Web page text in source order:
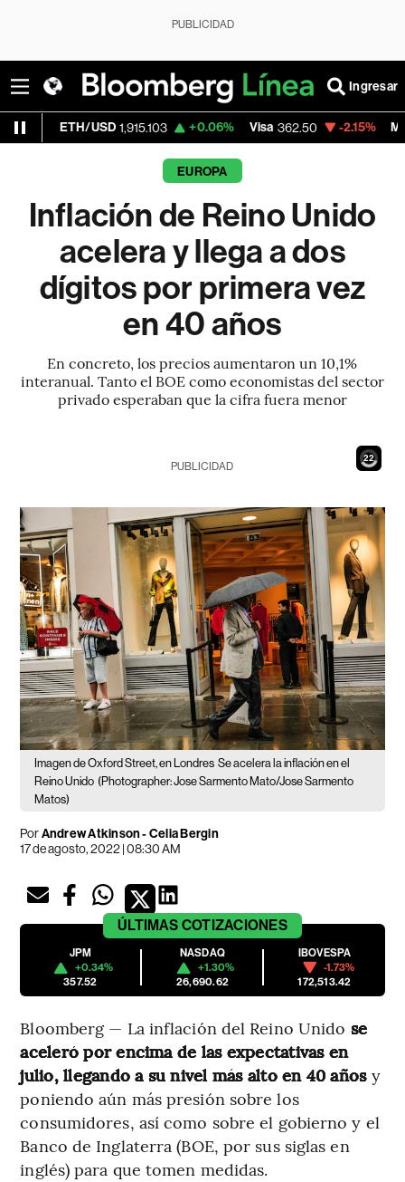
PUBLICIDAD
Ingresar
1,915.103 +0.06% Visa 362.50 -2.15% MercadoLibre
EUROPA
Inflación de Reino Unido
acelera y llega a dos
dígitos por primera vez
en 40 años
En concreto, los precios aumentaron un 10,1%
interanual. Tanto el BOE como economistas del sector
privado esperaban que la cifra fuera menor
20
PUBLICIDAD
Imagen de Oxford Street, en Londres Se acelera la inflación en el
Reino Unido (Photographer: Jose Sarmento Mato/Jose Sarmento
Matos)
PorAndrew Atkinson - Celia Bergin
17 de agosto, 2022 | 08:30 AM
ÚLTIMAS COTIZACIONES
JPM
+0.34%
357.52
NASDAQ
+1.30%
26,690.62
IBOVESPA
-1.73%
172,513.42
Bloomberg — La inflación del Reino Unido se
aceleró por encima de las expectativas en
julio, llegando a su nivel más alto en 40 añosy
poniendo aún más presión sobre los
consumidores, así como sobre el gobierno y el
Banco de Inglaterra (BOE, por sus siglas en
inglés) para que tomen medidas.